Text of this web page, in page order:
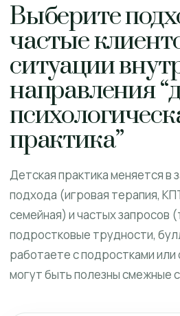
Выберите
частые
ситуации
направления
практика”
Детская практика меняется в
подхода (игровая терапия,
семейная) и частых запросов
подростковые трудности,
работаете с подростками или
могут быть полезны смежные